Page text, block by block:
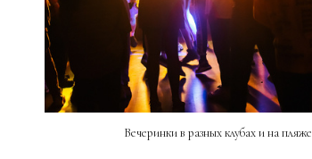
Вечеринки в разных клубах и на пляже